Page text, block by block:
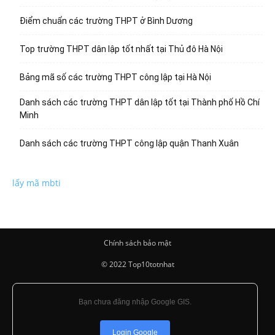
Điểm chuẩn các trường THPT ở Bình Dương
Top trường THPT dân lập tốt nhất tại Thủ đô Hà Nội
Bảng mã số các trường THPT công lập tại Hà Nội
Danh sách các trường THPT dân lập tốt tại Thành phố Hồ Chí
Minh
Danh sách các trường THPT công lập quận Thanh Xuân
lấy mã mbti
Chính sách bảo mật
© 2022 Top10totnhat
Bạn chưa đăng nhập Google GIS.
Login Google